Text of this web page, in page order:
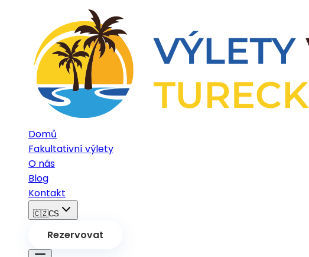
Domů
Fakultativní výlety
O nás
Blog
Kontakt
🇨🇿CS
Rezervovat